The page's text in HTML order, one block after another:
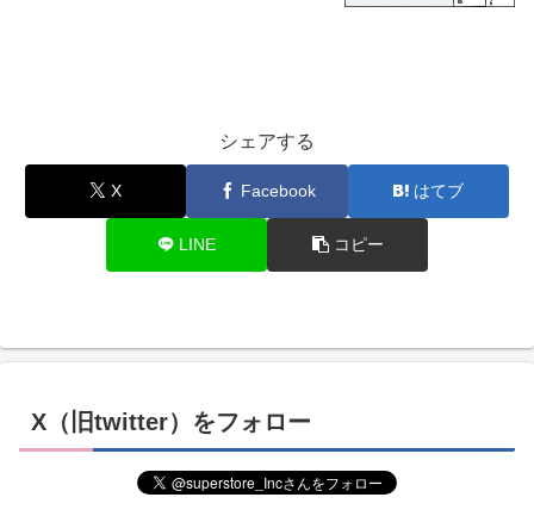
シェアする
X Facebook はてブ
LINE コピー
X（旧twitter）をフォロー